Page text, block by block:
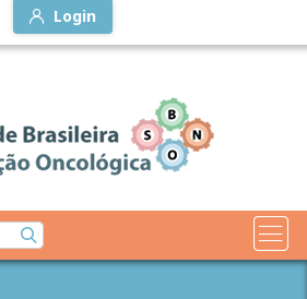
Login